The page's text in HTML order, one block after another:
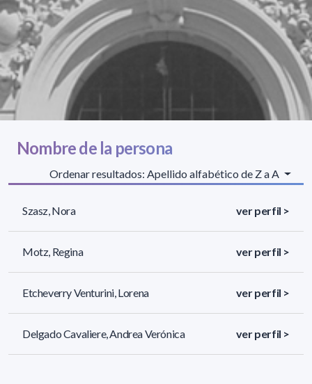
Nombre de la persona
Ordenar resultados: Apellido alfabético de Z a A
Szasz, Nora ver perfil >
Motz, Regina ver perfil >
Etcheverry Venturini, Lorena ver perfil >
Delgado Cavaliere, Andrea Verónica ver perfil >